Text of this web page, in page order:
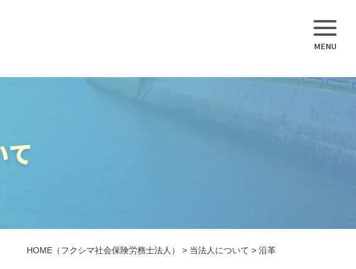
HOME （フクシマ社会保険労務士法人） > 当法人について > 沿革